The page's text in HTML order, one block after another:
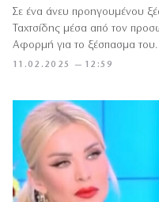
11.02.2025 — 12:59
Σε ένα άνευ προηγουμένου
Ταχτσίδης μέσα από τον
Αφορμή για το ξέσπασμα